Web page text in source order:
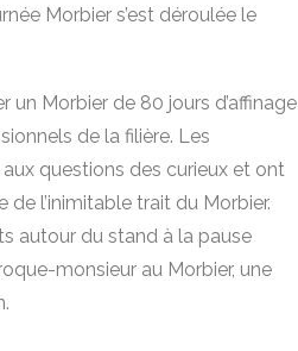
Morbier s’est déroulée le
un Morbier de 80 jours d’affinage
de la filière. Les
questions des curieux et ont
l’inimitable trait du Morbier.
autour du stand à la pause
monsieur au Morbier, une